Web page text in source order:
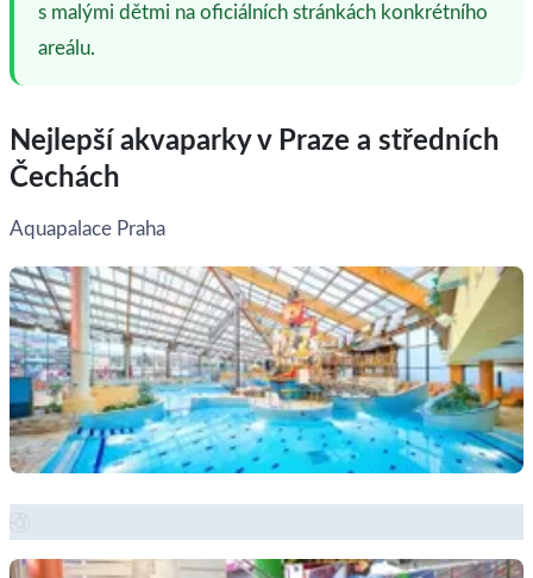
s malými dětmi na oficiálních stránkách konkrétního
areálu.
Nejlepší akvaparky v Praze a středních
Čechách
Aquapalace Praha